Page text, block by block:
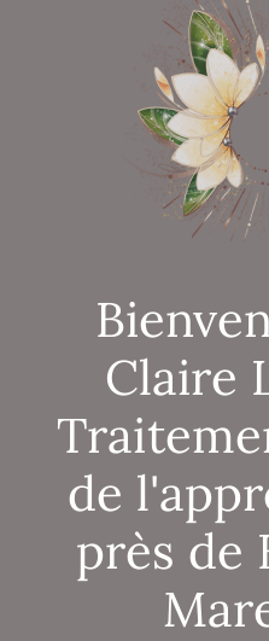
Claire
de
près de